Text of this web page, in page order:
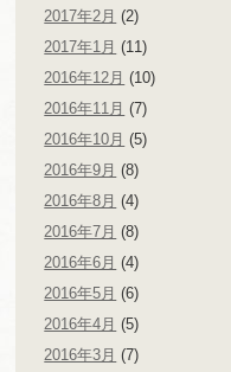
2017年2月 (2)
2017年1月 (11)
2016年12月 (10)
2016年11月 (7)
2016年10月 (5)
2016年9月 (8)
2016年8月 (4)
2016年7月 (8)
2016年6月 (4)
2016年5月 (6)
2016年4月 (5)
2016年3月 (7)